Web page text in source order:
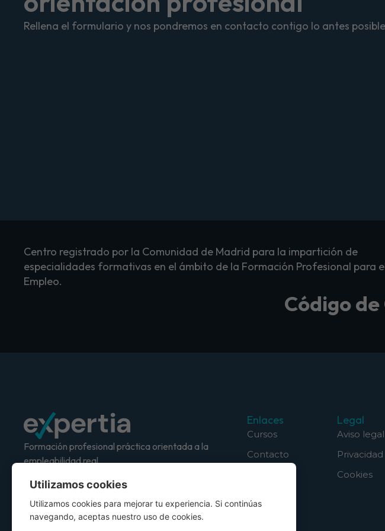
Rellena el formulario y nos pondremos en contacto contigo lo antes
Centro registrado por la Comunidad de Madrid para la impartición de
especialidades formativas en el ámbito de la Formación Profesional para
Empleo.
Código
Formación profesional práctica orientada a la
empleabilidad real.
Enlaces
Cursos
Contacto
Legal
Aviso legal
Privacidad
Cookies
Utilizamos cookies
Utilizamos cookies para mejorar tu experiencia. Si continúas
navegando, aceptas nuestro uso de cookies.